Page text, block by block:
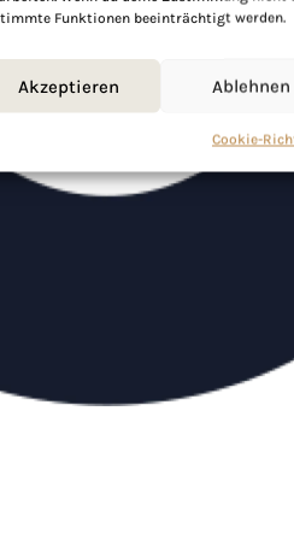
Funktionen beeinträchtigt werden.
Akzeptieren Ablehnen
Cookie-